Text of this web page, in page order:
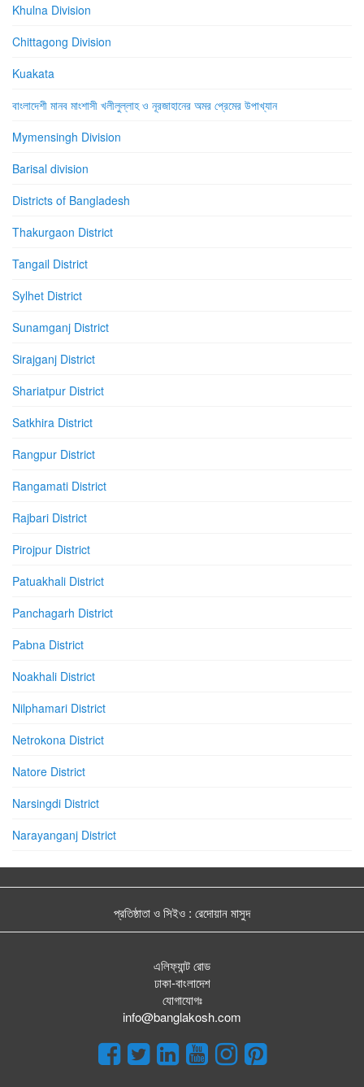
Khulna Division
Chittagong Division
Kuakata
বাংলাদেশী মানব মাংশাসী খলীলুল্লাহ ও নূরজাহানের অমর প্রেমের উপাখ্যান
Mymensingh Division
Barisal division
Districts of Bangladesh
Thakurgaon District
Tangail District
Sylhet District
Sunamganj District
Sirajganj District
Shariatpur District
Satkhira District
Rangpur District
Rangamati District
Rajbari District
Pirojpur District
Patuakhali District
Panchagarh District
Pabna District
Noakhali District
Nilphamari District
Netrokona District
Natore District
Narsingdi District
Narayanganj District
প্রতিষ্ঠাতা ও সিইও : রেদোয়ান মাসুদ
এলিফ্যান্ট রোড
ঢাকা-বাংলাদেশ
যোগাযোগঃ
info@banglakosh.com